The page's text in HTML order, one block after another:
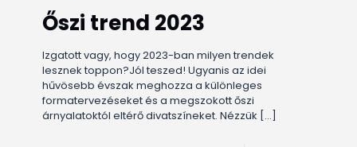
Őszi trend 2023
Izgatott vagy, hogy 2023-ban milyen trendek
lesznek toppon?Jól teszed! Ugyanis az idei
hűvösebb évszak meghozza a különleges
formatervezéseket és a megszokott őszi
árnyalatoktól eltérő divatszíneket. Nézzük […]